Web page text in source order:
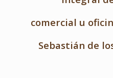
comercial u
Sebastián de